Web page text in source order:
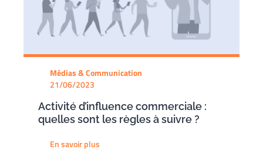
Médias & Communication
21/06/2023
Activité d’influence commerciale :
quelles sont les règles à suivre ?
En savoir plus